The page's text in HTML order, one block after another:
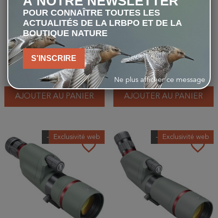
Bushnell - H2O 2 12x25mm
waterproof - Jumelles
95,00 €
AJOUTER AU PANIER
Bushnell - CORE DS-4K NO
GLOW TRAIL CAMERA (32
MP) - Piège photographique
370,00 € 351,50 €
AJOUTER AU PANIER
favorite_border
Exclusivité web
-10%
favorite_border
Exclusivité web
-10%
POUR CONNAÎTRE TOUTES LES
ACTUALITÉS DE LA LRBPO ET DE LA
BOUTIQUE NATURE
S'INSCRIRE
Ne plus afficher ce message